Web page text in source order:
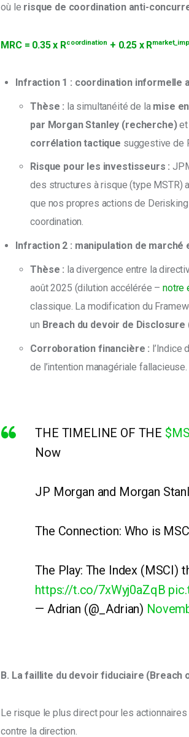
où le risque de coordination anti-
MRC = 0.35 x Rcoordination + 0.25 x R
Infraction 1 : coordination informelle
Thèse : la simultanéité de la mise
par Morgan Stanley (recherche)et
corrélation tactique suggestive de
Risque pour les investisseurs :
des structures à risque (type MSTR)
que nos propres actions de
coordination.
Infraction 2 : manipulation de
Thèse : la divergence entre la
août 2025 (dilution accélérée –notre
classique. La modification du
un Breach du devoir de Disclosure
Corroboration financière : l’Indice
de l’intention managériale fallacieuse.
THE TIMELINE OF THE
Now
JP Morgan and Morgan
The Connection: Who is
The Play: The Index
https://t.co/7xWyj0aZqB
— Adrian (@_Adrian)
B. La faillite du devoir fiduciaire (Breach
Le risque le plus direct pour les
contre la direction.